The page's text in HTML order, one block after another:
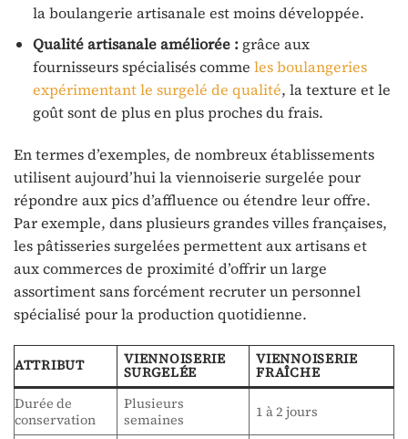
la boulangerie artisanale est moins développée.
Qualité artisanale améliorée :grâce aux
fournisseurs spécialisés comme les boulangeries
expérimentant le surgelé de qualité, la texture et le
goût sont de plus en plus proches du frais.
En termes d’exemples, de nombreux établissements
utilisent aujourd’hui la viennoiserie surgelée pour
répondre aux pics d’affluence ou étendre leur offre.
Par exemple, dans plusieurs grandes villes françaises,
les pâtisseries surgelées permettent aux artisans et
aux commerces de proximité d’offrir un large
assortiment sans forcément recruter un personnel
spécialisé pour la production quotidienne.
ATTRIBUT VIENNOISERIE
SURGELÉE
VIENNOISERIE
FRAÎCHE
Durée de
conservation
Plusieurs
semaines
1 à 2 jours